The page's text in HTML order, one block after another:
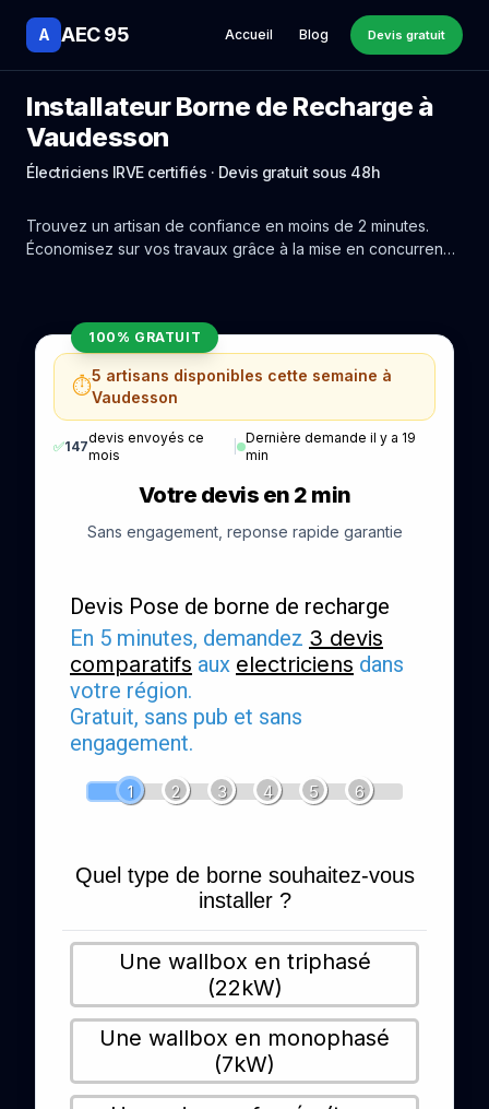
A AEC 95 Accueil Blog Devis gratuit
Installateur Borne de Recharge à
Vaudesson
Électriciens IRVE certifiés · Devis gratuit sous 48h
Trouvez un artisan de confiance en moins de 2 minutes.
Économisez sur vos travaux grâce à la mise en concurrence
100% GRATUIT
⏱️5 artisans disponibles cette semaine à
Vaudesson
✅147
devis envoyés ce
mois
|
Dernière demande il y a 19
min
Votre devis en 2 min
Sans engagement, reponse rapide garantie
Devis Pose de borne de recharge
En 5 minutes, demandez 3 devis
comparatifs aux electriciens dans
votre région.
Gratuit, sans pub et sans
engagement.
1 2 3 4 5 6
Quel type de borne souhaitez-vous
installer ?
Une wallbox en triphasé
(22kW)
Une wallbox en monophasé
(7kW)